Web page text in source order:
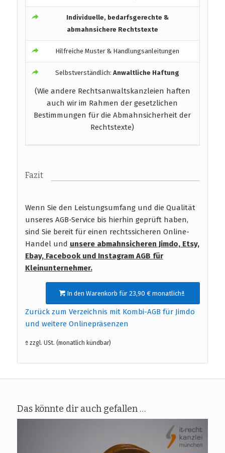
Individuelle, bedarfsgerechte &
abmahnsichere Rechtstexte
Hilfreiche Muster & Handlungsanleitungen
Selbstverständlich:Anwaltliche Haftung
(Wie andere Rechtsanwaltskanzleien haften
auch wir im Rahmen der gesetzlichen
Bestimmungen für die Abmahnsicherheit der
Rechtstexte)
Fazit
Wenn Sie den Leistungsumfang und die Qualität
unseres AGB-Service bis hierhin geprüft haben,
sind Sie bereit für einen rechtssicheren Online-
Handel und unsere abmahnsicheren Jimdo, Etsy,
Ebay, Facebook und Instagram AGB für
Kleinunternehmer.
In den Warenkorb für 23,90 € monatlichª
Zurück zum Verzeichnis mit Kombi-AGB für Jimdo
und weitere Onlinepräsenzen
ª zzgl. USt. (monatlich kündbar)
Das könnte dir auch gefallen …